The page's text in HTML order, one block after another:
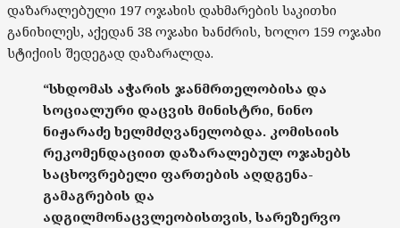
დაზარალებული 197 ოჯახის დახმარების საკითხი
განიხილეს, აქედან 38 ოჯახი ხანძრის, ხოლო 159 ოჯახი
სტიქიის შედეგად დაზარალდა.
“სხდომას აჭარის ჯანმრთელობისა და
სოციალური დაცვის მინისტრი, ნინო
ნიჟარაძე ხელმძღვანელობდა. კომისიის
რეკომენდაციით დაზარალებულ ოჯახებს
საცხოვრებელი ფართების აღდგენა-
გამაგრების და
ადგილმონაცვლეობისთვის, სარეზერვო